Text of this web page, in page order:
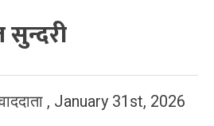
, January 31st, 2026